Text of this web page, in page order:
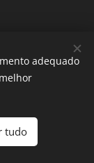
adequado
tudo